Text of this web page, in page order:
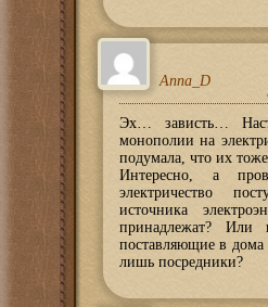
Anna_D
Эх… зависть…
монополии на
подумала, что их
Интересно, а
электричество
источника
принадлежат? Или
поставляющие в дома
лишь посредники?